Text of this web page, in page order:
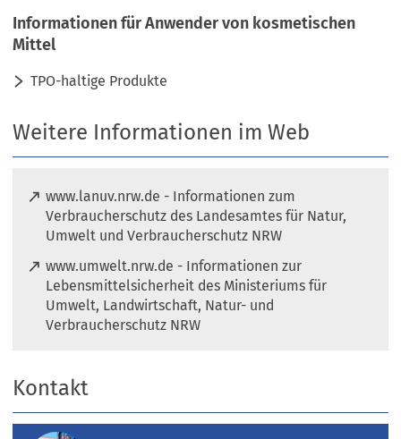
Informationen für Anwender von kosmetischen
Mittel
TPO-haltige Produkte
Weitere Informationen im Web
www.lanuv.nrw.de - Informationen zum
Verbraucherschutz des Landesamtes für Natur,
Umwelt und Verbraucherschutz NRW
f
n
e
www.umwelt.nrw.de - Informationen zur
Lebensmittelsicherheit des Ministeriums für
Umwelt, Landwirtschaft, Natur- und
Verbraucherschutz NRW
f
e
Kontakt